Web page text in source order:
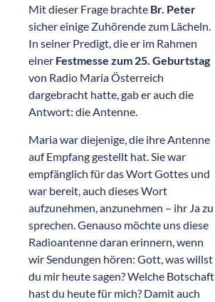
Mit dieser Frage brachte Br. Peter
sicher einige Zuhörende zum Lächeln.
In seiner Predigt, die er im Rahmen
einer Festmesse zum 25. Geburtstag
von Radio Maria Österreich
dargebracht hatte, gab er auch die
Antwort: die Antenne.
Maria war diejenige, die ihre Antenne
auf Empfang gestellt hat. Sie war
empfänglich für das Wort Gottes und
war bereit, auch dieses Wort
aufzunehmen, anzunehmen – ihr Ja zu
sprechen. Genauso möchte uns diese
Radioantenne daran erinnern, wenn
wir Sendungen hören: Gott, was willst
du mir heute sagen? Welche Botschaft
hast du heute für mich? Damit auch